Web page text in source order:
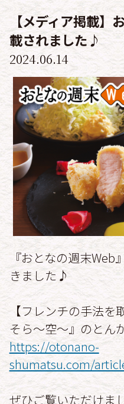
【メディア掲載】
載されました♪
2024.06.14
『おとなの週末
きました♪
【フレンチの手法
そら～空～』のとん
https://otonano-
shumatsu.com/
ぜひご覧いただけま